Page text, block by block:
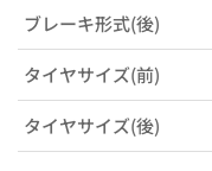
ブレーキ形式(後)
タイヤサイズ(前)
タイヤサイズ(後)